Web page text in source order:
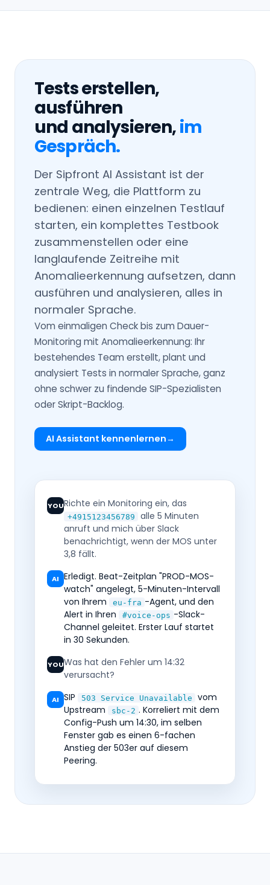
Tests erstellen,
ausführen
und analysieren,im
Gespräch.
Der Sipfront AI Assistant ist der
zentrale Weg, die Plattform zu
bedienen: einen einzelnen Testlauf
starten, ein komplettes Testbook
zusammenstellen oder eine
langlaufende Zeitreihe mit
Anomalieerkennung aufsetzen, dann
ausführen und analysieren, alles in
normaler Sprache.
Vom einmaligen Check bis zum Dauer-
Monitoring mit Anomalieerkennung: Ihr
bestehendes Team erstellt, plant und
analysiert Tests in normaler Sprache, ganz
ohne schwer zu findende SIP-Spezialisten
oder Skript-Backlog.
AI Assistant kennenlernen
YOURichte ein Monitoring ein, das
+4915123456789
alle 5 Minuten
anruft und mich über Slack
benachrichtigt, wenn der MOS unter
3,8 fällt.
AI Erledigt. Beat-Zeitplan "PROD-MOS-
watch" angelegt, 5-Minuten-Intervall
von Ihrem
eu-fra -Agent, und den
Alert in Ihren
#voice-ops -Slack-
Channel geleitet. Erster Lauf startet
in 30 Sekunden.
YOUWas hat den Fehler um 14:32
verursacht?
AI SIP 503 Service Unavailable
vom
Upstream
sbc-2 . Korreliert mit dem
Config-Push um 14:30, im selben
Fenster gab es einen 6-fachen
Anstieg der 503er auf diesem
Peering.